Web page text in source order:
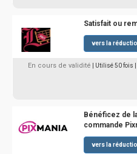
Satisfait ou
vers la
En cours de validité | Utilisé 50 fois
Bénéficez de
commande
vers la